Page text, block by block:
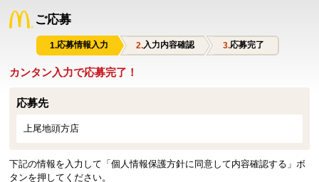
ご応募
応募情報入力 入力内容確認 応募完了
カンタン入力で応募完了！
応募先
上尾地頭方店
下記の情報を入力して「個人情報保護方針に同意して内容確認する」ボ
タンを押してください。